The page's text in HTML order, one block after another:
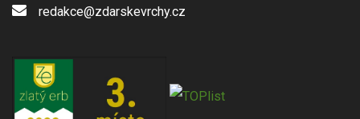
redakce@zdarskevrchy.cz